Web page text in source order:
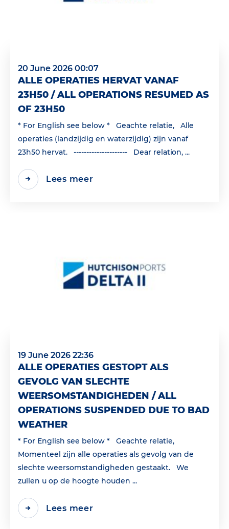
20 June 2026 00:07
ALLE OPERATIES HERVAT VANAF
23H50 / ALL OPERATIONS RESUMED AS
OF 23H50
* For English see below * Geachte relatie, Alle
operaties (landzijdig en waterzijdig) zijn vanaf
23h50 hervat. --------------------- Dear relation, ...
Lees meer
19 June 2026 22:36
ALLE OPERATIES GESTOPT ALS
GEVOLG VAN SLECHTE
WEERSOMSTANDIGHEDEN / ALL
OPERATIONS SUSPENDED DUE TO BAD
WEATHER
* For English see below * Geachte relatie,
Momenteel zijn alle operaties als gevolg van de
slechte weersomstandigheden gestaakt. We
zullen u op de hoogte houden ...
Lees meer